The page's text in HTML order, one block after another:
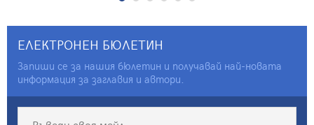
ЕЛЕКТРОНЕН БЮЛЕТИН
Запиши се за нашия бюлетин и получавай най-новата
информация за заглавия и автори.